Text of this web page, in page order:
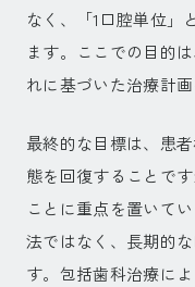
なく、「1口腔単位」
ます。ここでの目的
れに基づいた治療計
最終的な目標は、患
態を回復することで
ことに重点を置いて
法ではなく、長期的
す。包括歯科治療に